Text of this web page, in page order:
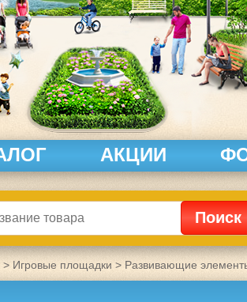
АКЦИИ
> Игровые площадки > Развивающие